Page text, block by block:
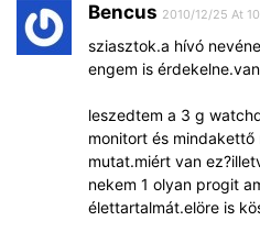
Bencus 2010/12/25 At
sziasztok.a hívó
engem is
leszedtem a 3 g
monitort és
mutat.miért van
nekem 1 olyan progit
élettartalmát.elöre is